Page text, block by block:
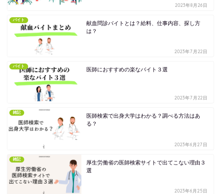
2023年8月26日
バイト
献血問診バイトとは？給料、仕事内容、探し方
は？
2023年7月22日
バイト
医師におすすめの楽なバイト３選
2023年7月22日
雑記
医師検索で出身大学はわかる？調べる方法はあ
る？
2023年6月27日
雑記
厚生労働省の医師検索サイトで出てこない理由３
選
2023年6月25日